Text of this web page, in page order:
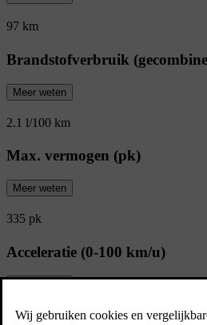
97 km
Brandstofverbruik
Meer weten
2.1 l/100 km
Max. vermogen (pk)
Meer weten
335 pk
Acceleratie (0-100 km/u)
5.4 s